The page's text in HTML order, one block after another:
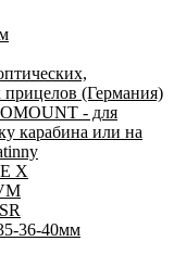
(Германия)
- для
карабина или на
X
36-40мм